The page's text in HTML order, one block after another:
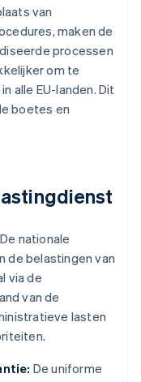
van
maken de
processen
om te
alle EU-landen. Dit
boetes en
De nationale
de belastingen van
via de
van de
lasten
De uniforme